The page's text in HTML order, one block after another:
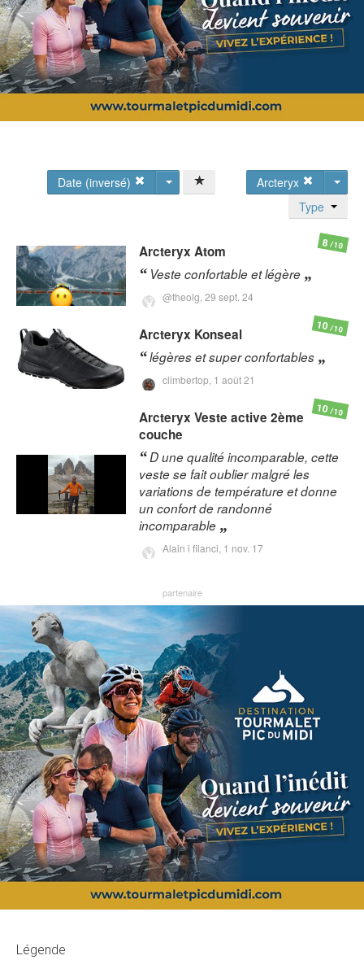
Date (inversé)
Arcteryx
Type
Arcteryx Atom
Veste confortable et légère
@theolg, 29 sept. 24
8/10
Arcteryx Konseal
légères et super confortables
climbertop, 1 août 21
10/10
Arcteryx Veste active 2ème
couche
D une qualité incomparable, cette
veste se fait oublier malgré les
variations de température et donne
un confort de randonné
incomparable
Alain i filanci, 1 nov. 17
10/10
Légende